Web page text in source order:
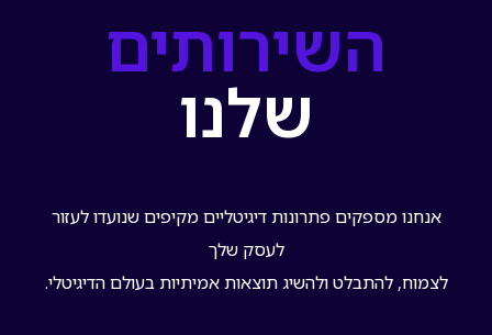
השירותים
שלנו
אנחנו מספקים פתרונות דיגיטליים מקיפים שנועדו לעזור
לעסק שלך
לצמוח, להתבלט ולהשיג תוצאות אמיתיות בעולם הדיגיטלי.